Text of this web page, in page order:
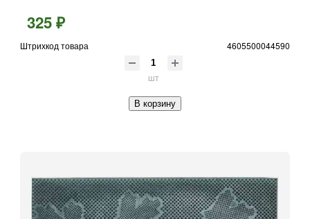
325 ₽
Штрихкод товара 4605500044590
шт
В корзину